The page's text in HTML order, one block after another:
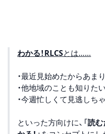
わかる！RLCSとは……
・最近見始めたからあま
・他地域のことも知りたい
・今週忙しくて見逃しち
といった方向けに、「 読む